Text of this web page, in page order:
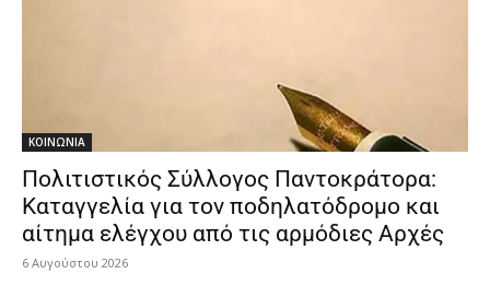
ΚΟΙΝΩΝΙΑ
Πολιτιστικός Σύλλογος Παντοκράτορα:
Καταγγελία για τον ποδηλατόδρομο και
αίτημα ελέγχου από τις αρμόδιες Αρχές
6 Αυγούστου 2026